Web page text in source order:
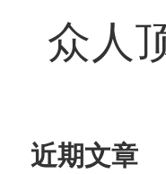
众人
近期文章